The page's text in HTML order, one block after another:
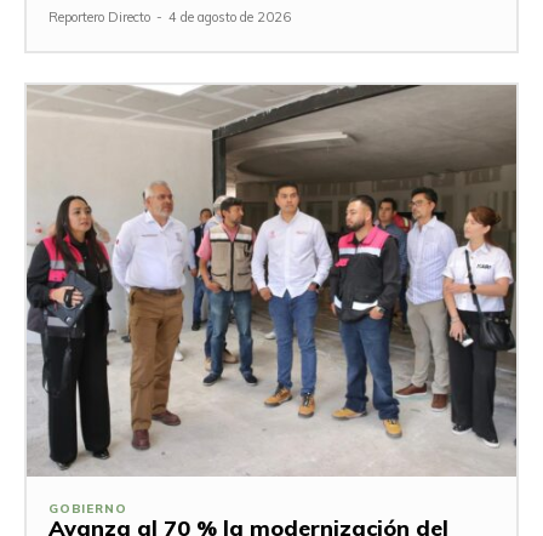
Reportero Directo - 4 de agosto de 2026
GOBIERNO
Avanza al 70 % la modernización del